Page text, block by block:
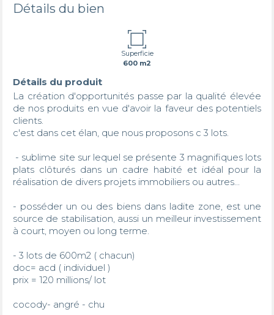
Détails du bien
Superficie
600 m2
Détails du produit
La création d'opportunités passe par la qualité élevée
de nos produits en vue d'avoir la faveur des potentiels
clients.
c'est dans cet élan, que nous proposons c 3 lots.
plats clôturés dans un cadre habité et idéal pour la
réalisation de divers projets immobiliers ou autres...
- posséder un ou des biens dans ladite zone, est une
source de stabilisation, aussi un meilleur investissement
à court, moyen ou long terme.
- 3 lots de 600m2 ( chacun)
doc= acd ( individuel )
prix = 120 millions/ lot
cocody- angré - chu